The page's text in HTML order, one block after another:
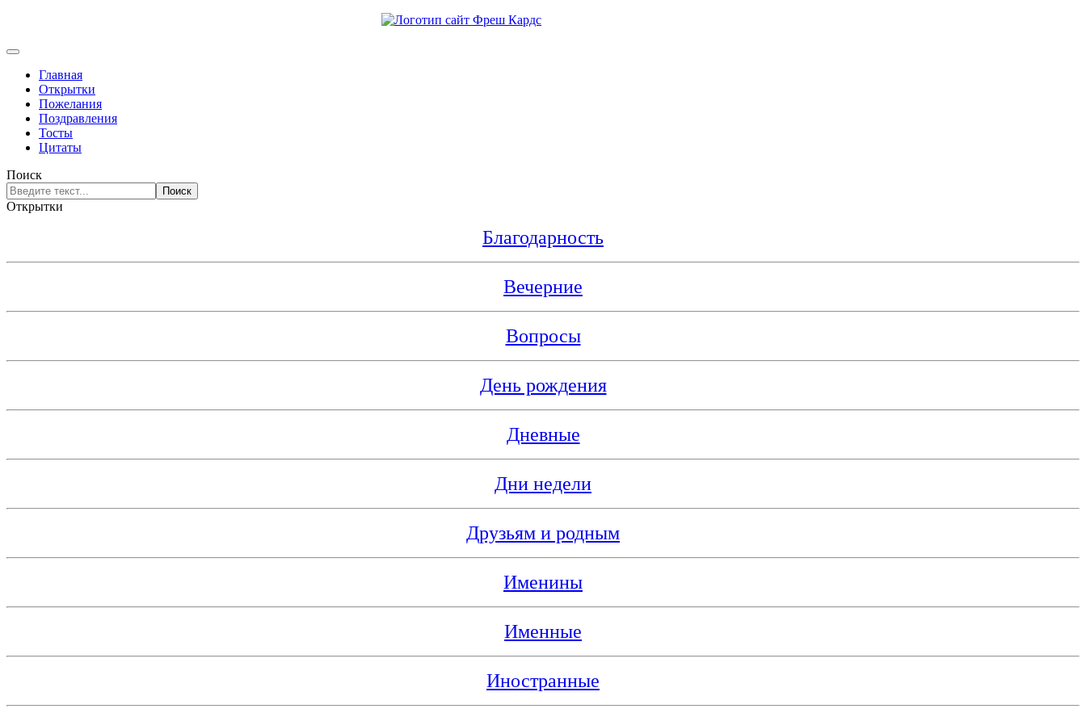
Главная
Открытки
Пожелания
Поздравления
Тосты
Цитаты
Поиск
Поиск
Открытки
Благодарность
Вечерние
Вопросы
День рождения
Дневные
Дни недели
Друзьям и родным
Именины
Именные
Иностранные